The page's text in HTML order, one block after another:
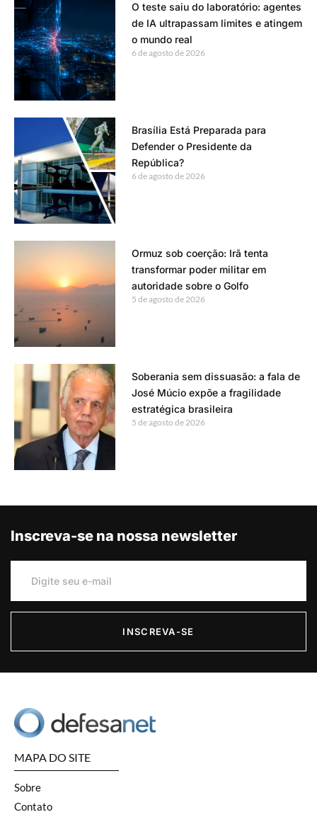
O teste saiu do laboratório: agentes
de IA ultrapassam limites e atingem
o mundo real
6 de agosto de 2026
Brasília Está Preparada para
Defender o Presidente da
República?
6 de agosto de 2026
Ormuz sob coerção: Irã tenta
transformar poder militar em
autoridade sobre o Golfo
5 de agosto de 2026
Soberania sem dissuasão: a fala de
José Múcio expõe a fragilidade
estratégica brasileira
5 de agosto de 2026
Inscreva-se na nossa newsletter
INSCREVA-SE
MAPA DO SITE
Sobre
Contato